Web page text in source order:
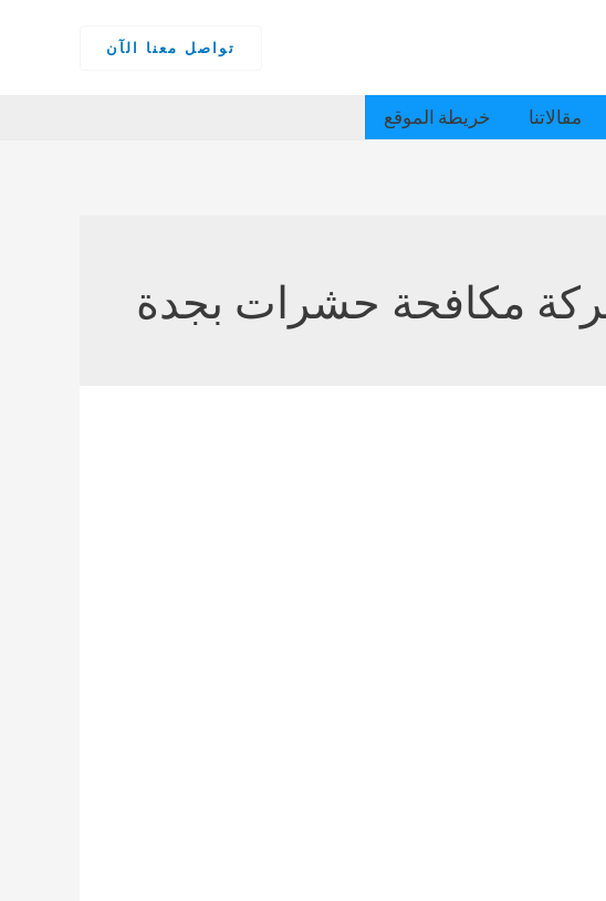
تواصل معنا الآن
مقالاتنا خريطة الموقع
مكافحة حشرات بجدة